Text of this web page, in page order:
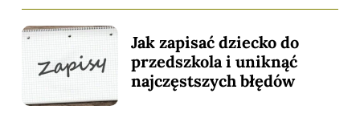
Jak zapisać dziecko do
przedszkola i uniknąć
najczęstszych błędów